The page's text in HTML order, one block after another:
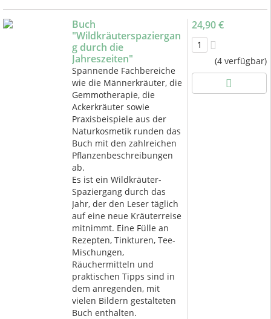
Buch
"Wildkräuterspaziergan
g durch die
Jahreszeiten"
Spannende Fachbereiche
wie die Männerkräuter, die
Gemmotherapie, die
Ackerkräuter sowie
Praxisbeispiele aus der
Naturkosmetik runden das
Buch mit den zahlreichen
Pflanzenbeschreibungen
ab.
Es ist ein Wildkräuter-
Spaziergang durch das
Jahr, der den Leser täglich
auf eine neue Kräuterreise
mitnimmt. Eine Fülle an
Rezepten, Tinkturen, Tee-
Mischungen,
Räuchermitteln und
praktischen Tipps sind in
dem anregenden, mit
vielen Bildern gestalteten
Buch enthalten.
24,90 €
(4 verfügbar)